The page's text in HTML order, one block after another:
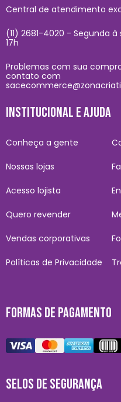
Central de atendimento
(11) 2681-4020 - Segunda
17h
Problemas com sua
contato com
INSTITUCIONAL E AJUDA
Conheça a gente
Nossas lojas
Acesso lojista
Quero revender
Vendas corporativas
Políticas de Privacidade
FORMAS DE PAGAMENTO
SELOS DE SEGURANÇA